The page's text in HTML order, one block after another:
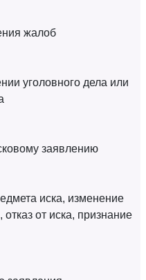
жалоб
уголовного дела или
заявлению
иска, изменение
от иска, признание